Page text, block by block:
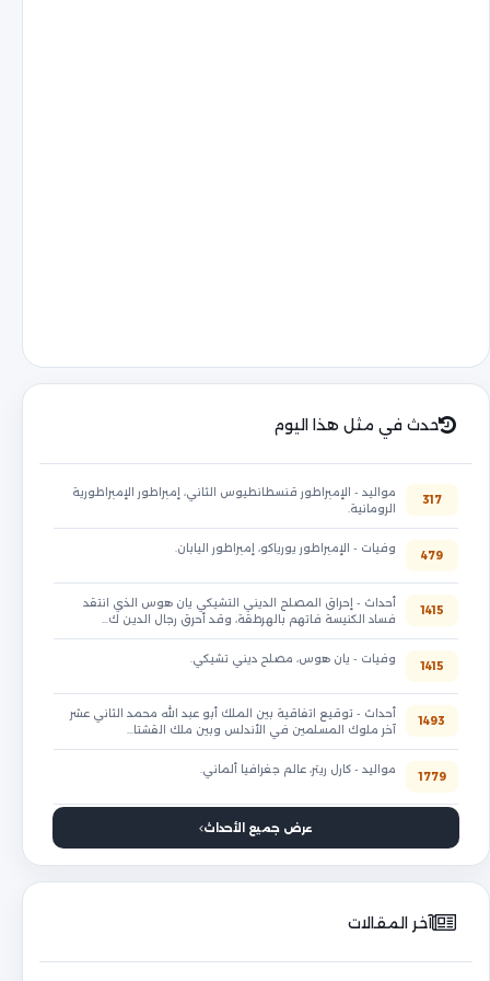
حدث في مثل هذا اليوم
317
مواليد - الإمبراطور قنسطانطيوس الثاني، إمبراطور الإمبراطورية
الرومانية.
479
وفيات - الإمبراطور يورياكو، إمبراطور اليابان.
1415
أحداث - إحراق المصلح الديني التشيكي يان هوس الذي انتقد
فساد الكنيسة فاتهم بالهرطقة، وقد أحرق رجال الدين ك…
1415
وفيات - يان هوس، مصلح ديني تشيكي.
1493
أحداث - توقيع اتفاقية بين الملك أبو عبد الله محمد الثاني عشر
آخر ملوك المسلمين في الأندلس وبين ملك القشتا…
1779
مواليد - كارل ريتر، عالم جغرافيا ألماني.
عرض جميع الأحداث
آخر المقالات